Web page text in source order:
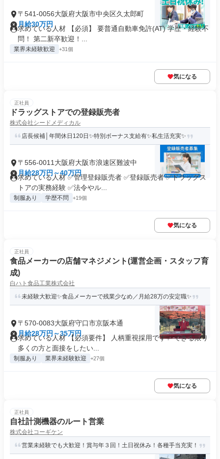
〒541-0056大阪府大阪市中央区久太郎町
月給30万円
求めている人材 【必須】 要普通自動車免許(AT) 学歴・経験不
問！ 第二新卒歓迎！...
業界未経験歓迎 +31個
気になる
正社員
ドラッグストアでの登録販売者
株式会社シードメディカル
店長候補│年間休日120日✨特別ボーナス支給有✨私生活充実✨
〒556-0011大阪府大阪市浪速区難波中
月給28万円～40万円
求めている人材 ✅管理登録販売者 ✅登録販売者 ✅ドラッグス
トアの実務経験 ✅法令やル...
制服あり 学歴不問 +19個
気になる
正社員
食品メーカーの店舗マネジメント(運営企画・スタッフ育
成)
白ハト食品工業株式会社
未経験大歓迎✨食品メーカーで残業少なめ／月給28万の安定職✨
〒570-0083大阪府守口市京阪本通
月給28万円～35万円
求めている人材 【必須要件】 人柄重視採用です✨ できる限り
多くの方と面接をしたい...
制服あり 業界未経験歓迎 +27個
気になる
正社員
自社計測機器のルート営業
株式会社コーギケン
営業未経験でも大歓迎！賞与年３回！土日祝休み！各種手当充実！